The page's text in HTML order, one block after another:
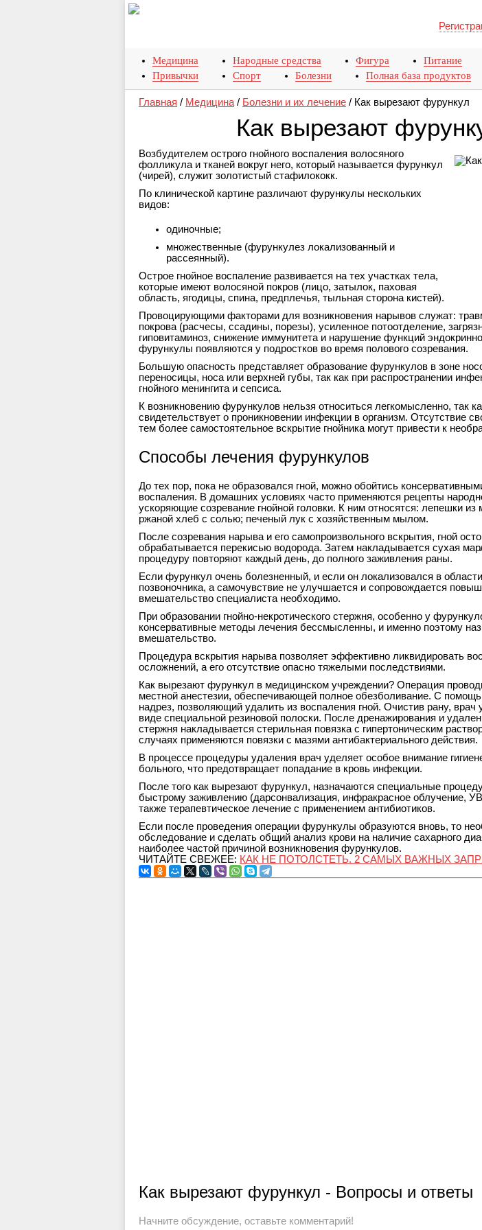
Медицина Народные средства Фигура Питание
Привычки
Спорт Болезни Полная база продуктов
Главная / Медицина / Болезни и их лечение / Как вырезают фурункул
Как вырезают
Возбудителем острого гнойного воспаления волосяного
фолликула и тканей вокруг него, который называется фурункул
(чирей), служит золотистый стафилококк.
По клинической картине различают фурункулы нескольких
видов:
одиночные;
множественные (фурункулез локализованный и
рассеянный).
Острое гнойное воспаление развивается на тех участках тела,
которые имеют волосяной покров (лицо, затылок, паховая
область, ягодицы, спина, предплечья, тыльная сторона кистей).
Провоцирующими факторами для возникновения нарывов служат:
покрова (расчесы, ссадины, порезы), усиленное потоотделение,
гиповитаминоз, снижение иммунитета и нарушение функций
фурункулы появляются у подростков во время полового созревания.
Большую опасность представляет образование фурункулов в зоне
переносицы, носа или верхней губы, так как при распространении
гнойного менингита и сепсиса.
К возникновению фурункулов нельзя относиться легкомысленно, так
свидетельствует о проникновении инфекции в организм. Отсутствие
тем более самостоятельное вскрытие гнойника могут привести к
Способы лечения фурункулов
До тех пор, пока не образовался гной, можно обойтись
воспаления. В домашних условиях часто применяются рецепты
ускоряющие созревание гнойной головки. К ним относятся: лепешки из
ржаной хлеб с солью; печеный лук с хозяйственным мылом.
После созревания нарыва и его самопроизвольного вскрытия, гной
обрабатывается перекисью водорода. Затем накладывается сухая
процедуру повторяют каждый день, до полного заживления раны.
Если фурункул очень болезненный, и если он локализовался в
позвоночника, а самочувствие не улучшается и сопровождается
вмешательство специалиста необходимо.
При образовании гнойно-некротического стержня, особенно у
консервативные методы лечения бессмысленны, и именно поэтому
вмешательство.
Процедура вскрытия нарыва позволяет эффективно ликвидировать
осложнений, а его отсутствие опасно тяжелыми последствиями.
Как вырезают фурункул в медицинском учреждении? Операция
местной анестезии, обеспечивающей полное обезболивание. С
надрез, позволяющий удалить из воспаления гной. Очистив рану, врач
виде специальной резиновой полоски. После дренажирования и
стержня накладывается стерильная повязка с гипертоническим
случаях применяются повязки с мазями антибактериального действия.
В процессе процедуры удаления врач уделяет особое внимание
больного, что предотвращает попадание в кровь инфекции.
После того как вырезают фурункул, назначаются специальные
быстрому заживлению (дарсонвализация, инфракрасное облучение,
также терапевтическое лечение с применением антибиотиков.
Если после проведения операции фурункулы образуются вновь, то
обследование и сделать общий анализ крови на наличие сахарного
наиболее частой причиной возникновения фурункулов.
ЧИТАЙТЕ СВЕЖЕЕ: КАК НЕ ПОТОЛСТЕТЬ. 2 САМЫХ ВАЖНЫХ
Как вырезают фурункул - Вопросы и ответы
Начните обсуждение, оставьте комментарий!